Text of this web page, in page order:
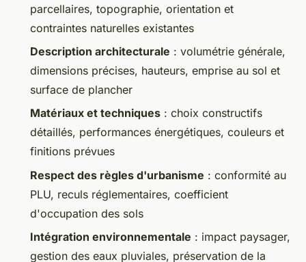
parcellaires, topographie, orientation et
contraintes naturelles existantes
Description architecturale : volumétrie générale,
dimensions précises, hauteurs, emprise au sol et
surface de plancher
Matériaux et techniques : choix constructifs
détaillés, performances énergétiques, couleurs et
finitions prévues
Respect des règles d'urbanisme : conformité au
PLU, reculs réglementaires, coefficient
d'occupation des sols
Intégration environnementale : impact paysager,
gestion des eaux pluviales, préservation de la